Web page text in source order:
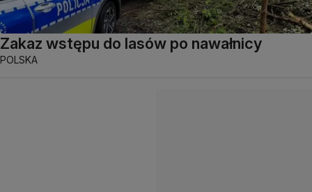
Zakaz wstępu do lasów po nawałnicy
POLSKA